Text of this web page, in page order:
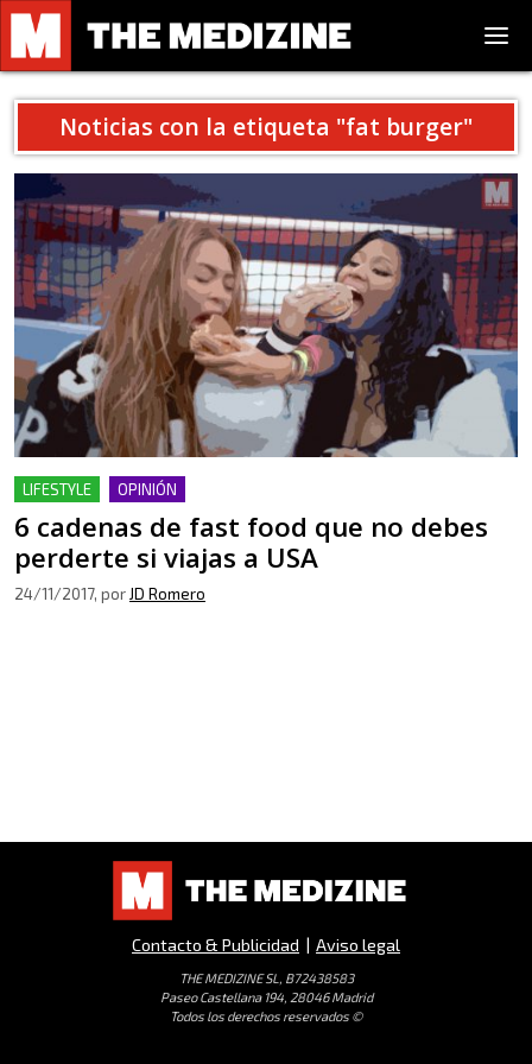
Noticias con la etiqueta "fat burger"
LIFESTYLE OPINIÓN
6 cadenas de fast food que no debes
perderte si viajas a USA
24/11/2017, por JD Romero
Contacto & Publicidad | Aviso legal
THE MEDIZINE SL, B72438583
Paseo Castellana 194, 28046 Madrid
Todos los derechos reservados ©